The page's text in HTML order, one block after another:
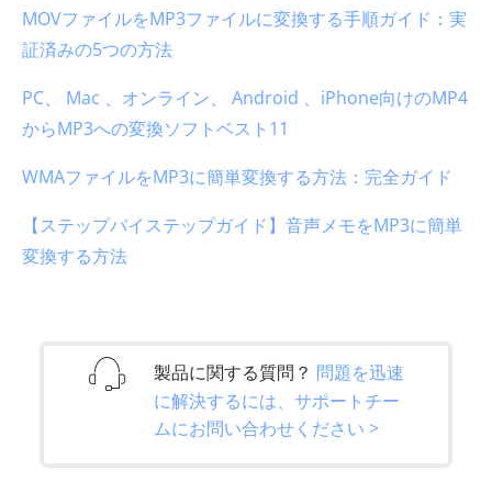
MOVファイルをMP3ファイルに変換する手順ガイド：実
証済みの5つの方法
PC、 Mac 、オンライン、 Android 、iPhone向けのMP4
からMP3への変換ソフトベスト11
WMAファイルをMP3に簡単変換する方法：完全ガイド
【ステップバイステップガイド】音声メモをMP3に簡単
変換する方法
製品に関する質問？ 問題を迅速
に解決するには、サポートチー
ムにお問い合わせください >